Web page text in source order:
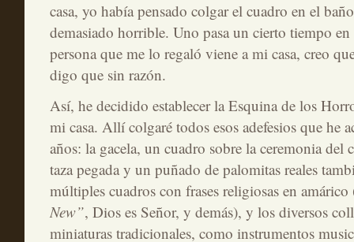
casa, yo había pensado colgar el cuadro en el
demasiado horrible. Uno pasa un cierto tiempo
persona que me lo regaló viene a mi casa, creo
digo que sin razón.
Así, he decidido establecer la Esquina de los
mi casa. Allí colgaré todos esos adefesios que he
años: la gacela, un cuadro sobre la ceremonia del
taza pegada y un puñado de palomitas reales
múltiples cuadros con frases religiosas en amárico
New”, Dios es Señor, y demás), y los diversos
miniaturas tradicionales, como instrumentos